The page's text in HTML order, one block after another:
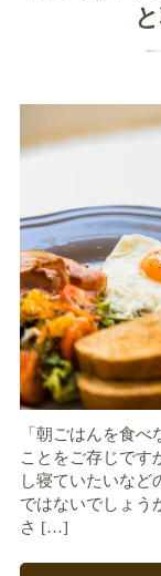
「朝ごはんを食
ことをご存じです
し寝ていたいなど
ではないでしょう
さ […]